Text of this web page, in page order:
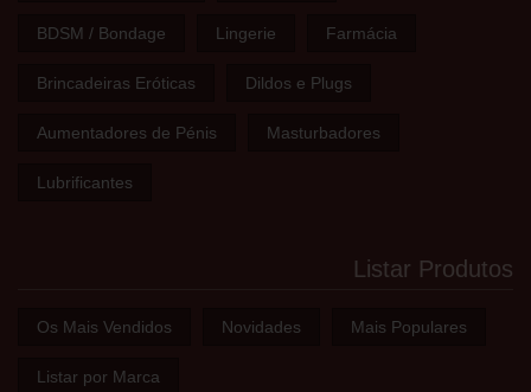
BDSM / Bondage Lingerie Farmácia
Brincadeiras Eróticas Dildos e Plugs
Aumentadores de Pénis Masturbadores
Lubrificantes
Listar Produtos
Os Mais Vendidos Novidades Mais Populares
Listar por Marca